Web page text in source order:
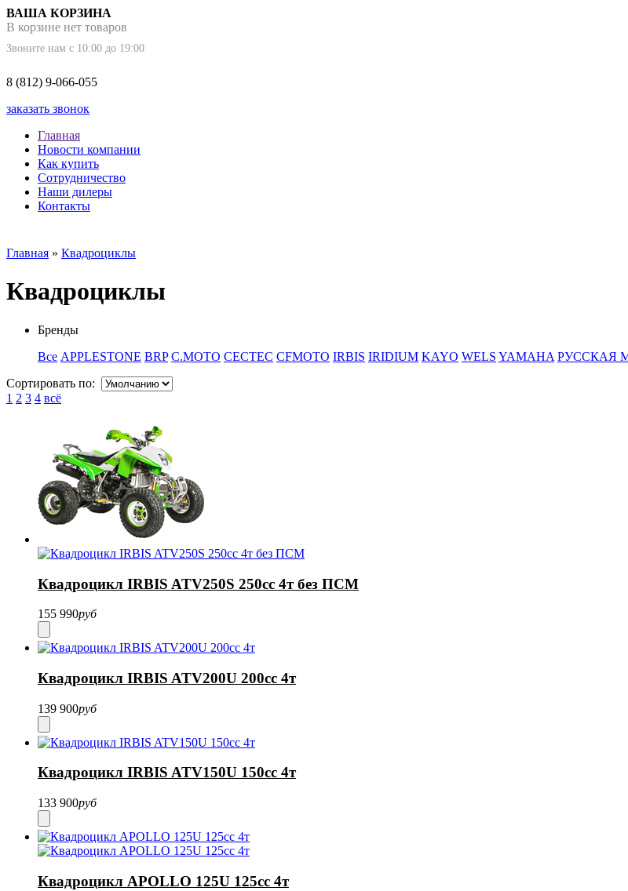
ВАША КОРЗИНА
В корзине нет товаров
Звоните нам с 10:00 до 19:00
8 (812) 9-066-055
заказать звонок
Главная
Новости компании
Как купить
Сотрудничество
Наши дилеры
Контакты
Главная » Квадроциклы
Квадроциклы
Бренды
Все APPLESTONE BRP C.MOTO CECTEC CFMOTO IRBIS IRIDIUM KAYO WELS YAMAHA РУССКАЯ
Сортировать по:
1 2 3 4 всё
Квадроцикл IRBIS ATV250S 250сс 4т без ПСМ
155 990руб
Квадроцикл IRBIS ATV200U 200cc 4т
139 900руб
Квадроцикл IRBIS ATV150U 150cc 4т
133 900руб
Квадроцикл APOLLO 125U 125сс 4т